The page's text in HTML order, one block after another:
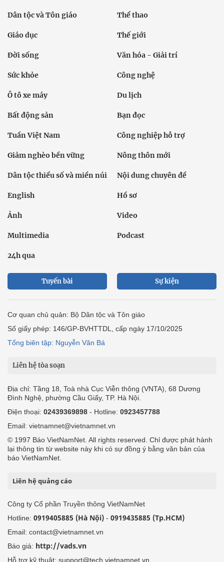
Dân tộc và Tôn giáo Thể thao
Giáo dục Thế giới
Đời sống Văn hóa - Giải trí
Sức khỏe Công nghệ
Ô tô xe máy Du lịch
Bất động sản Bạn đọc
Tuần Việt Nam Công nghiệp hỗ trợ
Giảm nghèo bền vững Nông thôn mới
Dân tộc thiểu số và miền núi Nội dung chuyên đề
English Hồ sơ
Ảnh Video
Multimedia Podcast
24h qua
Tuyến bài Sự kiện
Cơ quan chủ quản: Bộ Dân tộc và Tôn giáo
Số giấy phép: 146/GP-BVHTTDL, cấp ngày 17/10/2025
Tổng biên tập: Nguyễn Văn Bá
Liên hệ tòa soạn
Địa chỉ: Tầng 18, Toà nhà Cục Viễn thông (VNTA), 68 Dương
Đình Nghệ, phường Cầu Giấy, TP. Hà Nội.
Điện thoại: 02439369898 - Hotline: 0923457788
Email: vietnamnet@vietnamnet.vn
© 1997 Báo VietNamNet. All rights reserved. Chỉ được phát hành
lại thông tin từ website này khi có sự đồng ý bằng văn bản của
báo VietNamNet.
Liên hệ quảng cáo
Công ty Cổ phần Truyền thông VietNamNet
Hotline: 0919405885 (Hà Nội) - 0919435885 (Tp.HCM)
Email: contact@vietnamnet.vn
Báo giá: http://vads.vn
Hỗ trợ kỹ thuật: support@tech.vietnamnet.vn